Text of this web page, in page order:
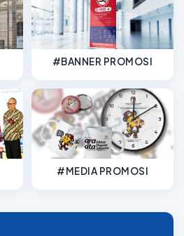
#BANNER PROMOSI
#MEDIA PROMOSI